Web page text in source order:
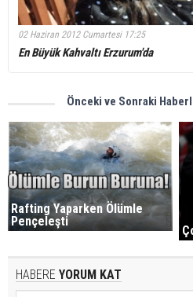
02 Haziran 2012 Cumartesi 17:25
En Büyük Kahvaltı Erzurum'da
Önceki ve Sonraki
Rafting Yaparken Ölümle
Pençeleşti
HABERE YORUM KAT